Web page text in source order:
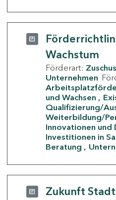
Wachstum
Förderart:
Unternehmen
und Wachsen
Qualifizierung/
Weiterbildung/
Innovationen und
Investitionen in
Beratung
Zukunft